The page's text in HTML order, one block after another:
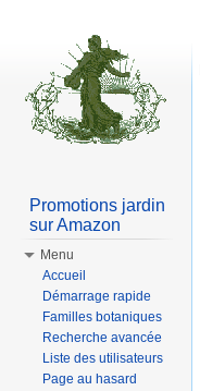
Promotions jardin
sur Amazon
Menu
Accueil
Démarrage rapide
Familles botaniques
Recherche avancée
Liste des utilisateurs
Page au hasard